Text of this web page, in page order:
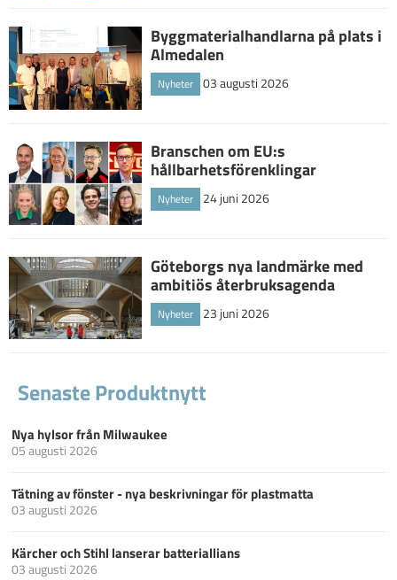
Byggmaterialhandlarna på plats i
Almedalen
Nyheter 03 augusti 2026
Branschen om EU:s
hållbarhetsförenklingar
Nyheter 24 juni 2026
Göteborgs nya landmärke med
ambitiös återbruksagenda
Nyheter 23 juni 2026
Senaste Produktnytt
Nya hylsor från Milwaukee
05 augusti 2026
Tätning av fönster - nya beskrivningar för plastmatta
03 augusti 2026
Kärcher och Stihl lanserar batteriallians
03 augusti 2026